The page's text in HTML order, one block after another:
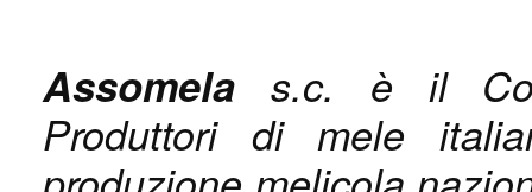
Assomela s.c. è il
Produttori di mele